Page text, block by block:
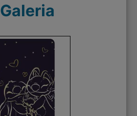
Galeria